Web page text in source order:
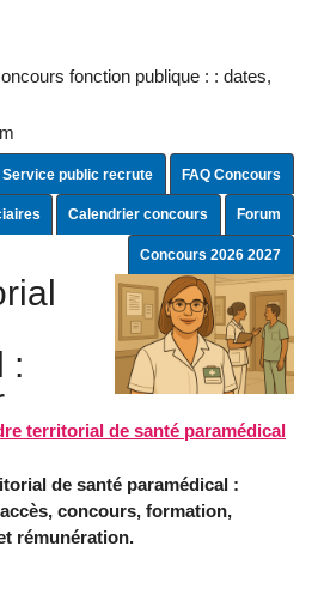
fonction publique : : dates,
FAQ Concours
Service public recrute
Forum
Calendrier concours
Concours 2026 2027
:
territorial de santé paramédical
de santé paramédical :
concours, formation,
rémunération.